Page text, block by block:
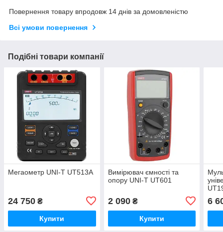
Повернення товару впродовж 14 днів за домовленістю
Всі умови повернення
Подібні товари компанії
Мегаометр UNI-T UT513A
24 750 ₴
Купити
Вимірювач ємності та
опору UNI-T UT601
2 090₴
Купити
6